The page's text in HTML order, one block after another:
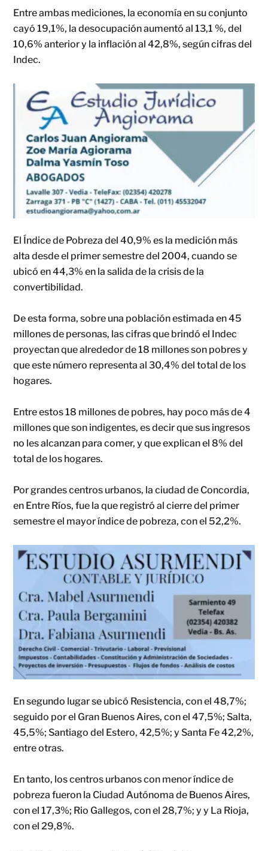
Entre ambas mediciones, la economía en su conjunto
cayó 19,1%, la desocupación aumentó al 13,1 %, del
10,6% anterior y la inflación al 42,8%, según cifras del
Indec.
El Índice de Pobreza del 40,9% es la medición más
alta desde el primer semestre del 2004, cuando se
ubicó en 44,3% en la salida de la crisis de la
convertibilidad.
De esta forma, sobre una población estimada en 45
millones de personas, las cifras que brindó el Indec
proyectan que alrededor de 18 millones son pobres y
que este número representa al 30,4% del total de los
hogares.
Entre estos 18 millones de pobres, hay poco más de 4
millones que son indigentes, es decir que sus ingresos
no les alcanzan para comer, y que explican el 8% del
total de los hogares.
Por grandes centros urbanos, la ciudad de Concordia,
en Entre Ríos, fue la que registró al cierre del primer
semestre el mayor índice de pobreza, con el 52,2%.
En segundo lugar se ubicó Resistencia, con el 48,7%;
seguido por el Gran Buenos Aires, con el 47,5%; Salta,
45,5%; Santiago del Estero, 42,5%; y Santa Fe 42,2%,
entre otras.
En tanto, los centros urbanos con menor índice de
pobreza fueron la Ciudad Autónoma de Buenos Aires,
con el 17,3%; Rio Gallegos, con el 28,7%; y y La Rioja,
con el 29,8%.